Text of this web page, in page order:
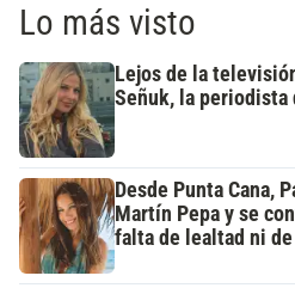
Lo más visto
Lejos de la
Señuk, la periodista
Desde Punta Cana,
Martín Pepa y se
falta de lealtad ni